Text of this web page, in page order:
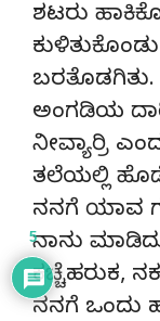
ಶಟರು
ಬರತೊಡಗಿತು.
ಅಂಗಡಿಯ
ನೀವ್ಯಾರ್ರಿ
ತಲೆಯಲ್ಲಿ
ನನಗೆ ಯಾವ
ನಾನು
ಕಚ್ಚೆಹರುಕ,
ನನಗೆ ಒಂದು
5